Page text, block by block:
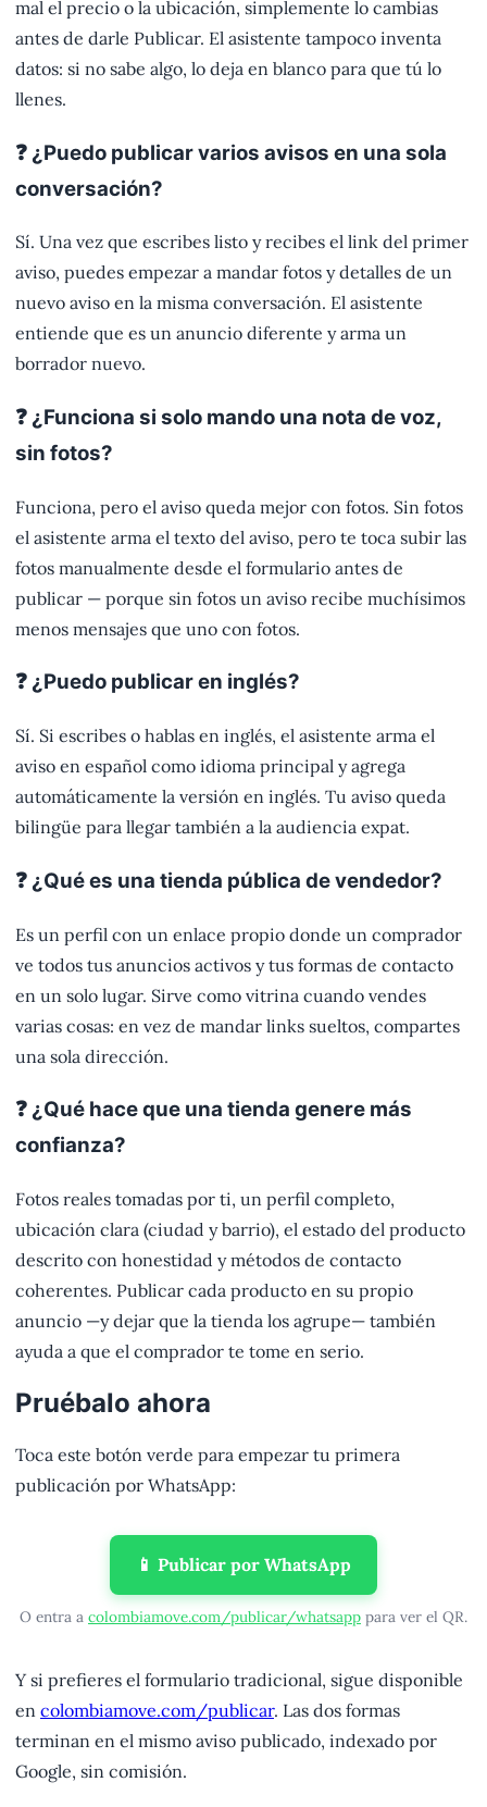
mal el precio o la ubicación, simplemente lo cambias
antes de darle Publicar. El asistente tampoco inventa
datos: si no sabe algo, lo deja en blanco para que tú lo
llenes.
❓ ¿Puedo publicar varios avisos en una sola
conversación?
Sí. Una vez que escribes listo y recibes el link del primer
aviso, puedes empezar a mandar fotos y detalles de un
nuevo aviso en la misma conversación. El asistente
entiende que es un anuncio diferente y arma un
borrador nuevo.
❓ ¿Funciona si solo mando una nota de voz,
sin fotos?
Funciona, pero el aviso queda mejor con fotos. Sin fotos
el asistente arma el texto del aviso, pero te toca subir las
fotos manualmente desde el formulario antes de
publicar — porque sin fotos un aviso recibe muchísimos
menos mensajes que uno con fotos.
❓ ¿Puedo publicar en inglés?
Sí. Si escribes o hablas en inglés, el asistente arma el
aviso en español como idioma principal y agrega
automáticamente la versión en inglés. Tu aviso queda
bilingüe para llegar también a la audiencia expat.
❓ ¿Qué es una tienda pública de vendedor?
Es un perfil con un enlace propio donde un comprador
ve todos tus anuncios activos y tus formas de contacto
en un solo lugar. Sirve como vitrina cuando vendes
varias cosas: en vez de mandar links sueltos, compartes
una sola dirección.
❓ ¿Qué hace que una tienda genere más
confianza?
Fotos reales tomadas por ti, un perfil completo,
ubicación clara (ciudad y barrio), el estado del producto
descrito con honestidad y métodos de contacto
coherentes. Publicar cada producto en su propio
anuncio —y dejar que la tienda los agrupe— también
ayuda a que el comprador te tome en serio.
Pruébalo ahora
Toca este botón verde para empezar tu primera
publicación por WhatsApp:
📱 Publicar por WhatsApp
O entra a colombiamove.com/publicar/whatsapp para ver el QR.
Y si prefieres el formulario tradicional, sigue disponible
en colombiamove.com/publicar. Las dos formas
terminan en el mismo aviso publicado, indexado por
Google, sin comisión.